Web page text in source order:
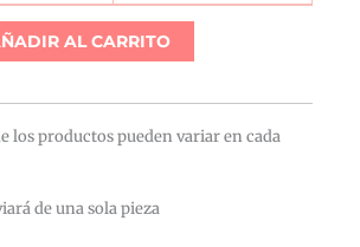
AL CARRITO
los productos pueden variar en cada
de una sola pieza